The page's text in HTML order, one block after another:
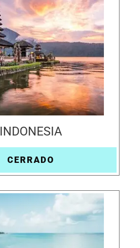
INDONESIA
CERRADO